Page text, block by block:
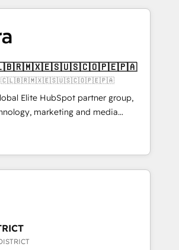
migrations from 15+ different CRMs
and 5,000+ pages ✨ CS: Clients
growth & +751% new visitors for a
project ✨ CS: 415% conversion
site Recognized leaders:
Migration Impact Award 🏆
of the Year 🏆 Gold AVA Digital
🌟 Accreditations: CRM
🇨🇱🇧🇷🇲🇽🇪🇸🇺🇸🇨🇴🇵🇪🇵🇦
🦓 🇨🇱🇧🇷🇲🇽🇪🇸🇺🇸🇨🇴🇵🇪🇵🇦
Elite HubSpot partner group,
marketing and media
Latin America and Southern
across 7 countries. Born in Chile,
insight with international reach to
grow through technology, creativity,
implementations, building end-to-
integrate CRM, AI automation,
marketing, content, and digital
team works in Spanish,